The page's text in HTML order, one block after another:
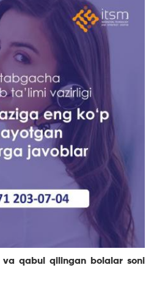
qabul qilingan bolalar soni